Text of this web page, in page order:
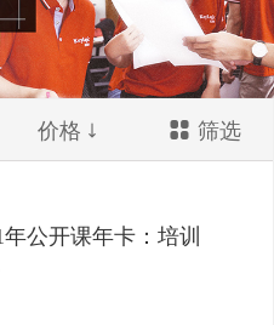
价格 筛选
年公开课年卡：培训